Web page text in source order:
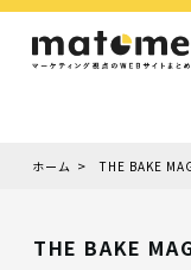
採用サイト
コーポレートサ
オウンドメディ
ランディングペ
サービスサイト
ホーム THE BAKE
THE BAKE